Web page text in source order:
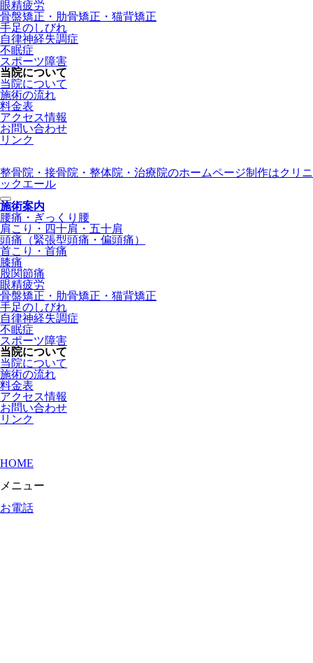
眼精疲労
骨盤矯正・肋骨矯正・猫背矯正
手足のしびれ
自律神経失調症
不眠症
スポーツ障害
当院について
当院について
施術の流れ
料金表
アクセス情報
お問い合わせ
リンク
整骨院・接骨院・整体院・治療院のホームページ制作はクリニ
ックエール
施術案内
腰痛・ぎっくり腰
肩こり・四十肩・五十肩
頭痛（緊張型頭痛・偏頭痛）
首こり・首痛
膝痛
股関節痛
眼精疲労
骨盤矯正・肋骨矯正・猫背矯正
手足のしびれ
自律神経失調症
不眠症
スポーツ障害
当院について
当院について
施術の流れ
料金表
アクセス情報
お問い合わせ
リンク
HOME
メニュー
お電話